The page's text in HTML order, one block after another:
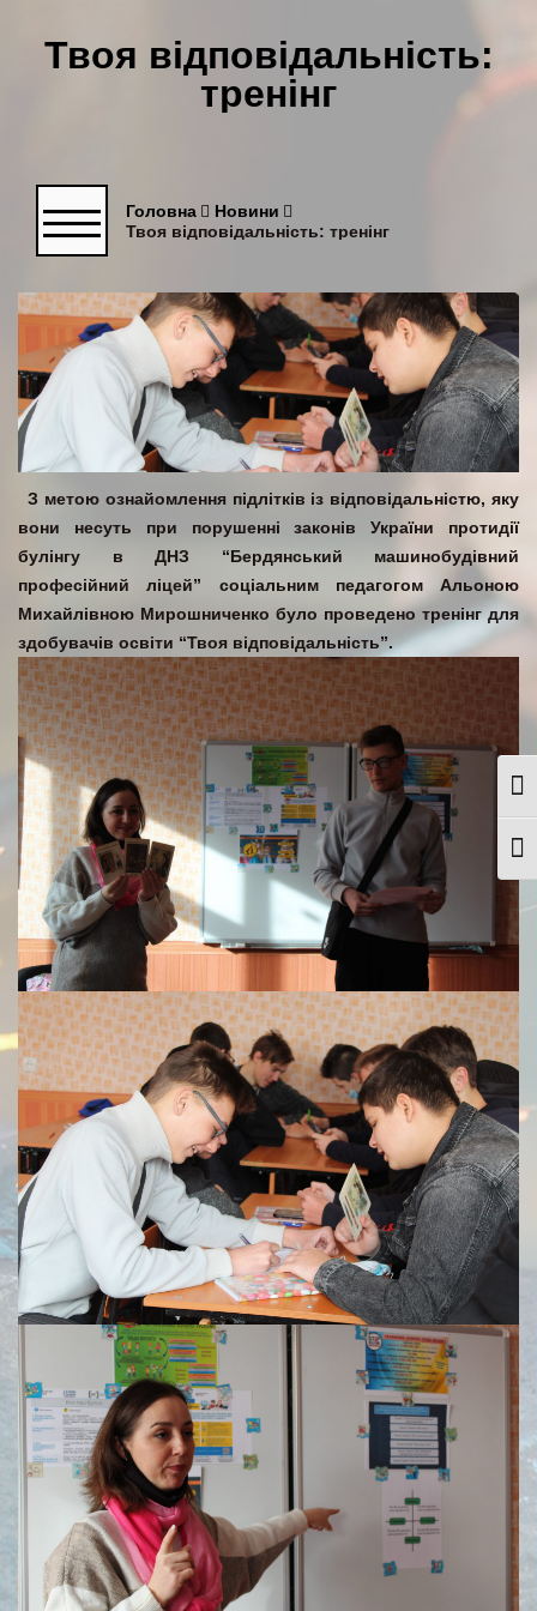
Твоя відповідальність:
тренінг
Головна
Новини
Твоя відповідальність: тренінг
З метою ознайомлення підлітків із відповідальністю, яку
вони несуть при порушенні законів України протидії
булінгу в ДНЗ “Бердянський машинобудівний
професійний ліцей” соціальним педагогом Альоною
Михайлівною Мирошниченко було проведено тренінг для
здобувачів освіти “Твоя відповідальність”.